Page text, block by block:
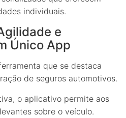
individuais.
e
Único App
que se destaca
de seguros automotivos.
o aplicativo permite aos
sobre o veículo.